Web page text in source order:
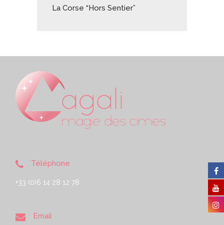
La Corse “Hors Sentier”
Téléphone
+33 (0)6 14 28 12 78
Email